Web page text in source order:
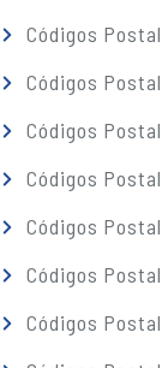
Códigos
Códigos
Códigos
Códigos
Códigos
Códigos
Códigos